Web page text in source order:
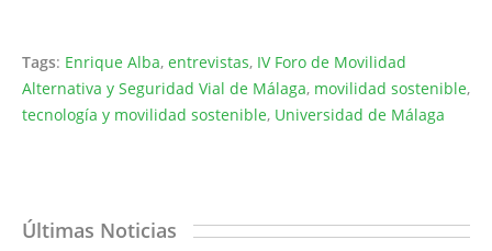
Tags: Enrique Alba, entrevistas, IV Foro de Movilidad
Alternativa y Seguridad Vial de Málaga, movilidad sostenible,
tecnología y movilidad sostenible, Universidad de Málaga
Últimas Noticias